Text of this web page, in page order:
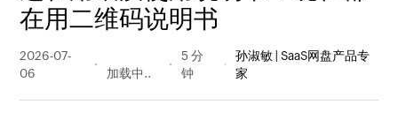
在用二维码说明书
2026-07-
06
量
5 分
钟
孙淑敏 | SaaS网盘产品专
家